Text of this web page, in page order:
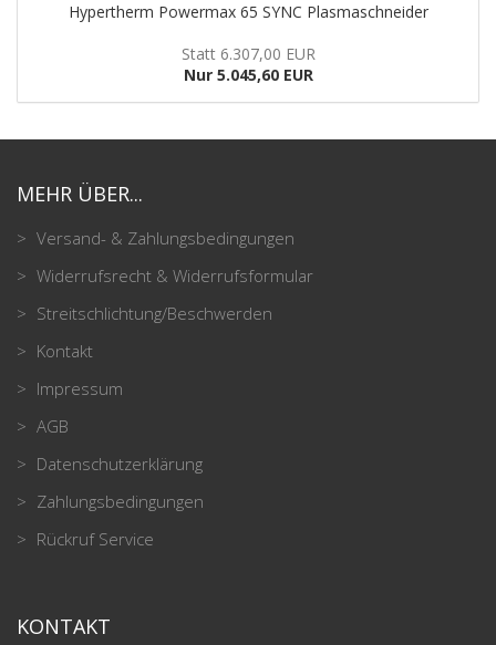
Hypertherm Powermax 65 SYNC Plasmaschneider
Statt 6.307,00 EUR
Nur 5.045,60 EUR
MEHR ÜBER...
Versand- & Zahlungsbedingungen
Widerrufsrecht & Widerrufsformular
Streitschlichtung/Beschwerden
Kontakt
Impressum
AGB
Datenschutzerklärung
Zahlungsbedingungen
Rückruf Service
KONTAKT